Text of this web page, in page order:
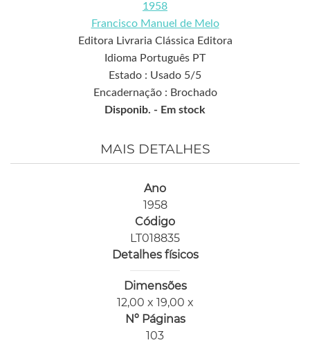
1958
Francisco Manuel de Melo
Editora Livraria Clássica Editora
Idioma Português PT
Estado : Usado 5/5
Encadernação : Brochado
Disponib. - Em stock
MAIS DETALHES
Ano
1958
Código
LT018835
Detalhes físicos
Dimensões
12,00 x 19,00 x
Nº Páginas
103